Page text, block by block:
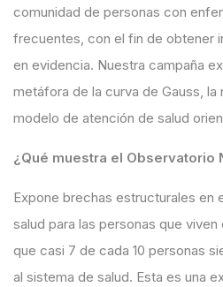
comunidad de personas con
frecuentes, con el fin de obtener
en evidencia. Nuestra campaña
metáfora de la curva de Gauss,
modelo de atención de salud
¿Qué muestra el Observatorio
Expone brechas estructurales en
salud para las personas que viven
que casi 7 de cada 10 personas
al sistema de salud. Esta es una